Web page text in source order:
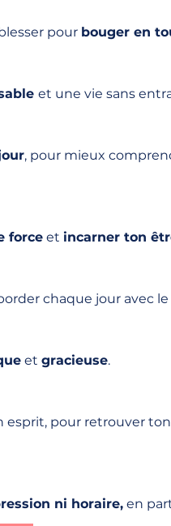
pour bouger en
et une vie sans
, pour mieux
force et incarner ton
chaque jour avec
et gracieuse.
esprit, pour retrouver ton
ni horaire, en